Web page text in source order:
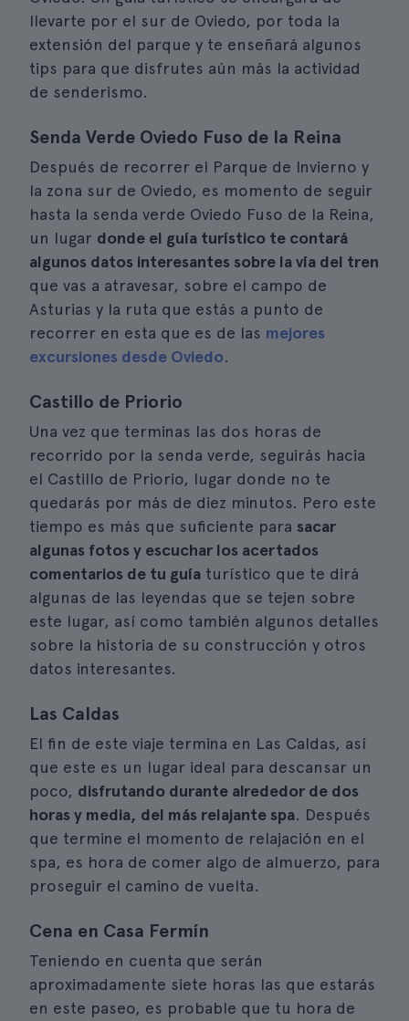
llevarte por el sur de Oviedo, por toda la
extensión del parque y te enseñará algunos
tips para que disfrutes aún más la actividad
de senderismo.
Senda Verde Oviedo Fuso de la Reina
Después de recorrer el Parque de Invierno y
la zona sur de Oviedo, es momento de seguir
hasta la senda verde Oviedo Fuso de la Reina,
un lugar donde el guía turístico te contará
algunos datos interesantes sobre la vía del tren
que vas a atravesar, sobre el campo de
Asturias y la ruta que estás a punto de
recorrer en esta que es de las mejores
excursiones desde Oviedo.
Castillo de Priorio
Una vez que terminas las dos horas de
recorrido por la senda verde, seguirás hacia
el Castillo de Priorio, lugar donde no te
quedarás por más de diez minutos. Pero este
tiempo es más que suficiente para sacar
algunas fotos y escuchar los acertados
comentarios de tu guía turístico que te dirá
algunas de las leyendas que se tejen sobre
este lugar, así como también algunos detalles
sobre la historia de su construcción y otros
datos interesantes.
Las Caldas
El fin de este viaje termina en Las Caldas, así
que este es un lugar ideal para descansar un
poco, disfrutando durante alrededor de dos
horas y media, del más relajante spa. Después
que termine el momento de relajación en el
spa, es hora de comer algo de almuerzo, para
proseguir el camino de vuelta.
Cena en Casa Fermín
Teniendo en cuenta que serán
aproximadamente siete horas las que estarás
en este paseo, es probable que tu hora de